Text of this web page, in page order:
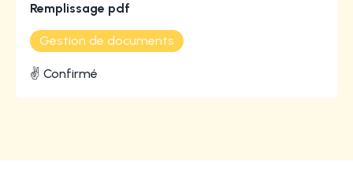
Remplissage pdf
Gestion de documents
✌️ Confirmé